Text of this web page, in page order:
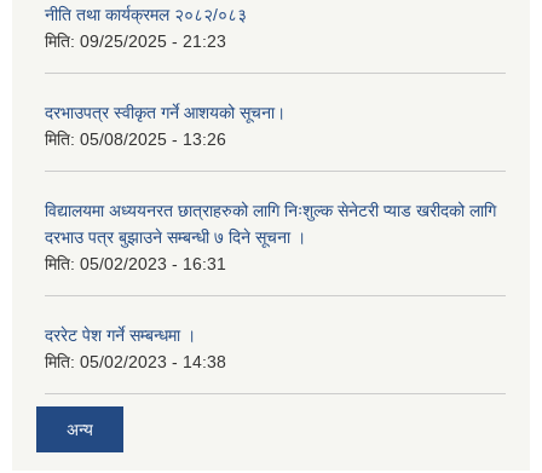
नीति तथा कार्यक्रमल २०८२/०८३
मिति: 09/25/2025 - 21:23
दरभाउपत्र स्वीकृत गर्ने आशयको सूचना।
मिति: 05/08/2025 - 13:26
विद्यालयमा अध्ययनरत छात्राहरुको लागि निःशुल्क सेनेटरी प्याड खरीदको लागि
दरभाउ पत्र बुझाउने सम्बन्धी ७ दिने सूचना ।
मिति: 05/02/2023 - 16:31
दररेट पेश गर्ने सम्बन्धमा ।
मिति: 05/02/2023 - 14:38
अन्य